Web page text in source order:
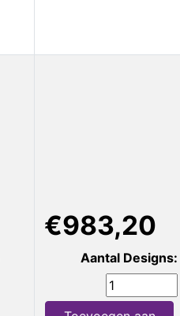
€983,20
Aantal Designs: